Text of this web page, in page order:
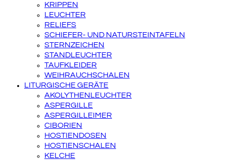
KRIPPEN
LEUCHTER
RELIEFS
SCHIEFER- UND NATURSTEINTAFELN
STERNZEICHEN
STANDLEUCHTER
TAUFKLEIDER
WEIHRAUCHSCHALEN
LITURGISCHE GERÄTE
AKOLYTHENLEUCHTER
ASPERGILLE
ASPERGILLEIMER
CIBORIEN
HOSTIENDOSEN
HOSTIENSCHALEN
KELCHE